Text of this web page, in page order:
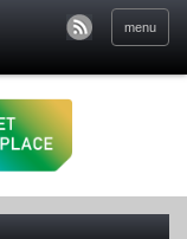
menu